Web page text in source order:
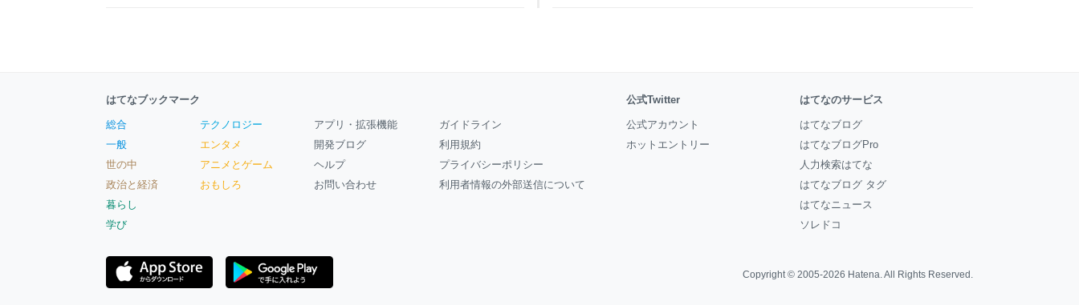
はてなブックマーク
総合
一般
世の中
政治と経済
暮らし
学び
テクノロジー
エンタメ
アニメとゲーム
おもしろ
アプリ・拡張機能
開発ブログ
ヘルプ
お問い合わせ
ガイドライン
利用規約
プライバシーポリシー
利用者情報の外部送信について
公式Twitter
公式アカウント
ホットエントリー
はてなのサービス
はてなブログ
はてなブログPro
人力検索はてな
はてなブログ タグ
はてなニュース
ソレドコ
Copyright © 2005-2026 Hatena. All Rights Reserved.